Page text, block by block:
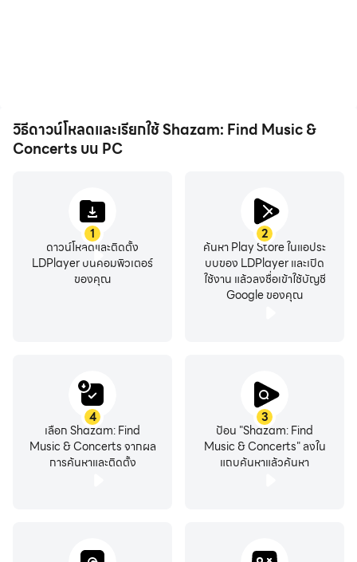
phone up like a wand and it tells you exactly what song it
is, who sang it and lets you add it to your playlist or share it
WHY YOU'LL LOVE IT
* Identify music in an instant.
* Recognize songs even when you're offline, using
* Revisit your music discovery history in your library
* Get recommended songs and playlists similar to those
you’ve discovered.
วิธีดาวน์โหลดและเรียกใช้ Shazam: Find Music &
Concerts บน PC
1
ดาวน์โหลดและติดตั้ง
LDPlayer บนคอมพิวเตอร์
ของคุณ
2
ค้นหา Play Store ในแอประ
บบของ LDPlayer และเปิด
ใช้งาน แล้วลงชื่อเข้าใช้บัญชี
Google ของคุณ
3
ป้อน "Shazam: Find
Music & Concerts" ลงใน
แถบค้นหาแล้วค้นหา
4
เลือก Shazam: Find
Music & Concerts จากผล
การค้นหาและติดตั้ง